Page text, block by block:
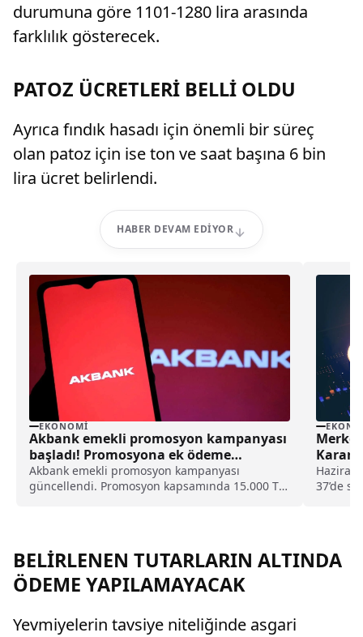
durumuna göre 1101-1280 lira arasında
farklılık gösterecek.
PATOZ ÜCRETLERİ BELLİ OLDU
Ayrıca fındık hasadı için önemli bir süreç
olan patoz için ise ton ve saat başına 6 bin
lira ücret belirlendi.
HABER DEVAM EDIYOR
EKONOMI
Akbank emekli promosyon kampanyası
başladı! Promosyona ek ödeme
yapılacak
Akbank emekli promosyon kampanyası
güncellendi. Promosyon kapsamında 15.000 TL
Olacak
Haziran
37’de
BELİRLENEN TUTARLARIN ALTINDA
ÖDEME YAPILAMAYACAK
Yevmiyelerin tavsiye niteliğinde asgari